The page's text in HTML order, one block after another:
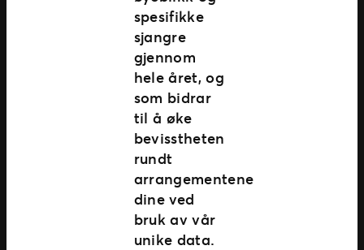
spesifikke
sjangre
gjennom
hele året, og
som bidrar
til å øke
bevisstheten
rundt
arrangementene
dine ved
bruk av vår
unike data.